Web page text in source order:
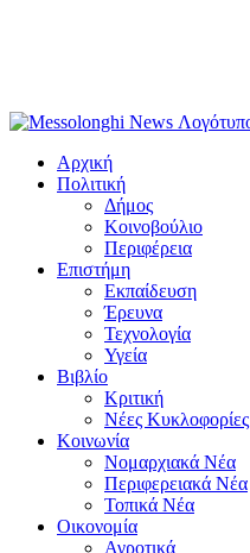
Αρχική
Πολιτική
Δήμος
Κοινοβούλιο
Περιφέρεια
Επιστήμη
Εκπαίδευση
Έρευνα
Τεχνολογία
Υγεία
Βιβλίο
Κριτική
Νέες Κυκλοφορίες
Κοινωνία
Νομαρχιακά Νέα
Περιφερειακά Νέα
Τοπικά Νέα
Οικονομία
Αγροτικά